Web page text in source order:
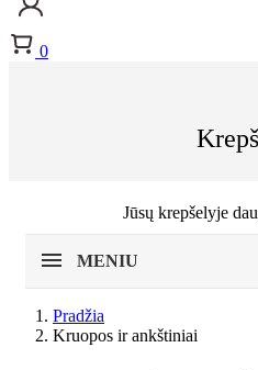
0
Jūsų krepšelyje
MENIU
Pradžia
Kruopos ir ankštiniai